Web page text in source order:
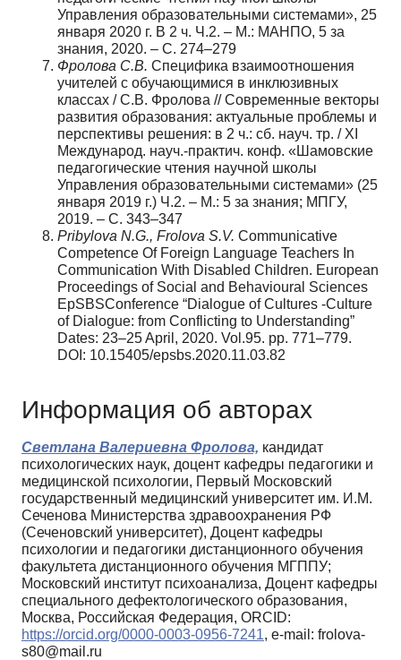
Управления образовательными системами», 25
января 2020 г. В 2 ч. Ч.2. – М.: МАНПО, 5 за
знания, 2020. – С. 274–279
Фролова С.В. Специфика взаимоотношения
учителей с обучаю­щимися в инклюзивных
классах / С.В. Фролова // Современные векторы
развития образования: актуальные проблемы и
перспек­тивы решения: в 2 ч.: сб. науч. тр. / XI
Международ. науч.-прак­тич. конф. «Шамовские
педагогические чтения научной школы
Управления образовательными системами» (25
января 2019 г.) Ч.2. – М.: 5 за знания; МПГУ,
2019. – С. 343–347
Pribylova N.G., Frolova S.V. Communicative
Competence Of Foreign Language Teachers In
Communication With Disabled Children. Eu­ropean
Proceedings of Social and Behavioural Sciences
EpSBSCon­ference “Dialogue of Cultures -Culture
of Dialogue: from Conflicting to Understanding”
Dates: 23–25 April, 2020. Vol.95. pp. 771–779.
DOI: 10.15405/epsbs.2020.11.03.82
Информация об авторах
Светлана Валериевна Фролова, кандидат
психологических наук, доцент кафедры педагогики и
медицинской психологии, Первый Московский
государственный медицинский университет им. И.М.
Сеченова Министерства здравоохранения РФ
(Сеченовский университет), Доцент кафедры
психологии и педагогики дистанционного обучения
факультета дистанционного обучения МГППУ;
Московский институт психоанализа, Доцент кафедры
специального дефектологического образования,
Москва, Российская Федерация, ORCID:
https://orcid.org/0000-0003-0956-7241, e-mail: frolova-
s80@mail.ru